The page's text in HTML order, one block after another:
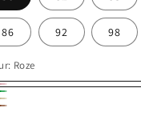
86 92 98
Roze